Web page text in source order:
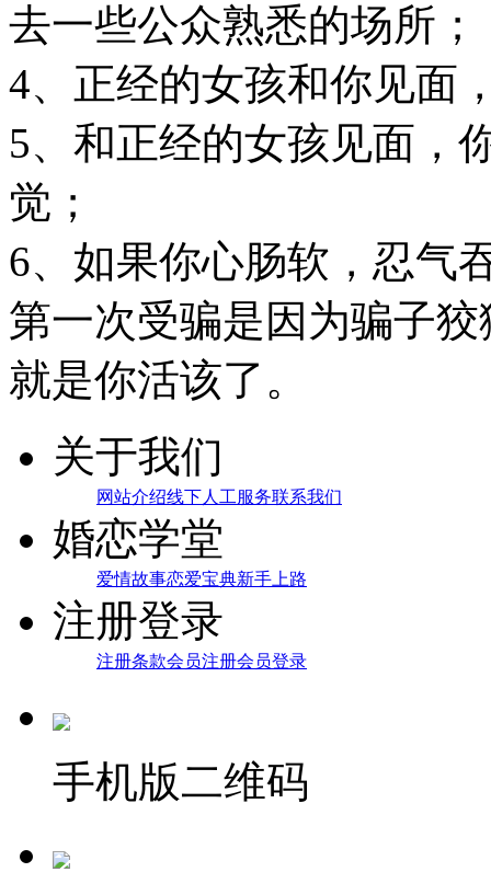
去一些公众熟悉的场所；
4、正经的女孩和你见面
5、和正经的女孩见面，
觉；
6、如果你心肠软，忍气
第一次受骗是因为骗子狡
就是你活该了。
关于我们
网站介绍线下人工服务联系我们
婚恋学堂
爱情故事恋爱宝典新手上路
注册登录
注册条款会员注册会员登录
手机版二维码